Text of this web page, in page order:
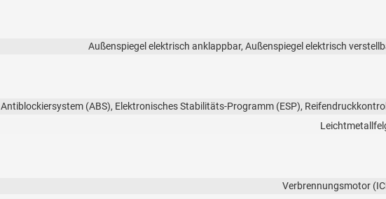
Außenspiegel elektrisch anklappbar, Außenspiegel elektrisch
Antiblockiersystem (ABS), Elektronisches Stabilitäts-Programm (ESP),
Verbrennungsmotor